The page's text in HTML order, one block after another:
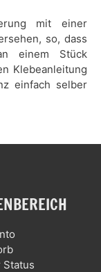
mit einer
so, dass
einem Stück
Klebeanleitung
einfach selber
Status